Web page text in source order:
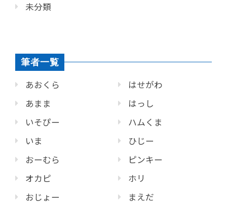
未分類
筆者一覧
あおくら
あまま
いそぴー
いま
おーむら
オカピ
おじょー
はせがわ
はっし
ハムくま
ひじー
ピンキー
ホリ
まえだ